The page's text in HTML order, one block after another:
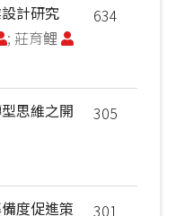
634
計研究
; 莊育鲤
305
思維之開
301
度促進策